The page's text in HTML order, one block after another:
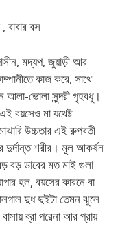
বস
মদ্যপ, জুয়াড়ী আর
কাজ করে, সাথে
আলা-ভোলা সুন্দরী গৃহবধু।
বয়সেও মা যথেষ্ট
উচ্চতার এই রুপবতী
দুর্দান্ত শরীর। মূল আকর্ষন
বড় ডাবের মত মাই গুলা
হল, বয়সের কারনে বা
দুধ দুইটা তেমন ঝুলে
ব্রা পরেনা আর প্রায়